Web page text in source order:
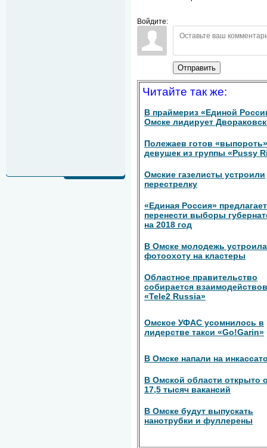
Войдите:
Отправить
Читайте так же:
В праймериз «Единой
Омске лидирует
Полежаев готов «выпороть»
девушек из группы «Pussy
Омские газелисты устроили
перестрелку
«Единая Россия» предлагает
перенести выборы
на 2018 год
В Омске молодежь устроила
фотоохоту на кластеры
Областное правительство
собирается
«Tele2 Russia»
Омское УФАС усомнилось в
лидерстве такси «Go!Garin»
В Омске напали на
В Омской области открыто
17,5 тысяч вакансий
В Омске будут выпускать
нанотрубки и фуллерены